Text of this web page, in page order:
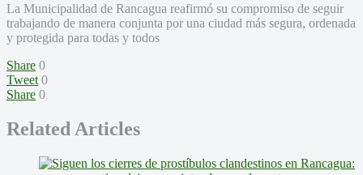
La Municipalidad de Rancagua reafirmó su compromiso de seguir
trabajando de manera conjunta por una ciudad más segura, ordenada
y protegida para todas y todos
Share 0
Tweet 0
Share 0
Related Articles